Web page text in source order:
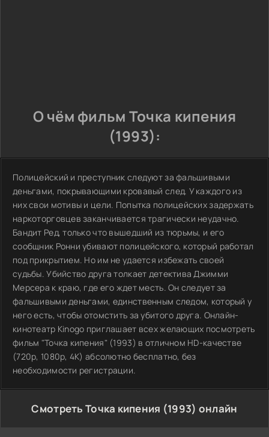
О чём фильм Точка кипения
(1993):
Полицейский и преступник следуют за фальшивыми
деньгами, покрывающими кровавый след. У каждого из
них свои мотивы и цели. Попытка полицейских задержать
наркоторговцев заканчивается трагически неудачно.
Бандит Ред, только что вышедший из тюрьмы, и его
сообщник Ронни убивают полицейского, который работал
под прикрытием. Но им не удается избежать своей
судьбы. Убийство друга толкает детектива Джимми
Мерсера к краю, где его ждет месть. Он следует за
фальшивыми деньгами, единственным следом, который у
него есть, чтобы отомстить за убитого друга. Онлайн-
кинотеатр Kinogo приглашает всех желающих посмотреть
фильм "Точка кипения" (1993) в отличном HD-качестве
(720p, 1080p, 4K) абсолютно бесплатно, без
необходимости регистрации.
Смотреть Точка кипения (1993) онлайн